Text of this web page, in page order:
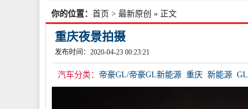
你的位置： 首页 > 最新原创 » 正文
重庆夜景拍摄
发布时间：2020-04-23 00:23:21
汽车分类： 帝豪GL/帝豪GL新能源 重庆 新能源 GL